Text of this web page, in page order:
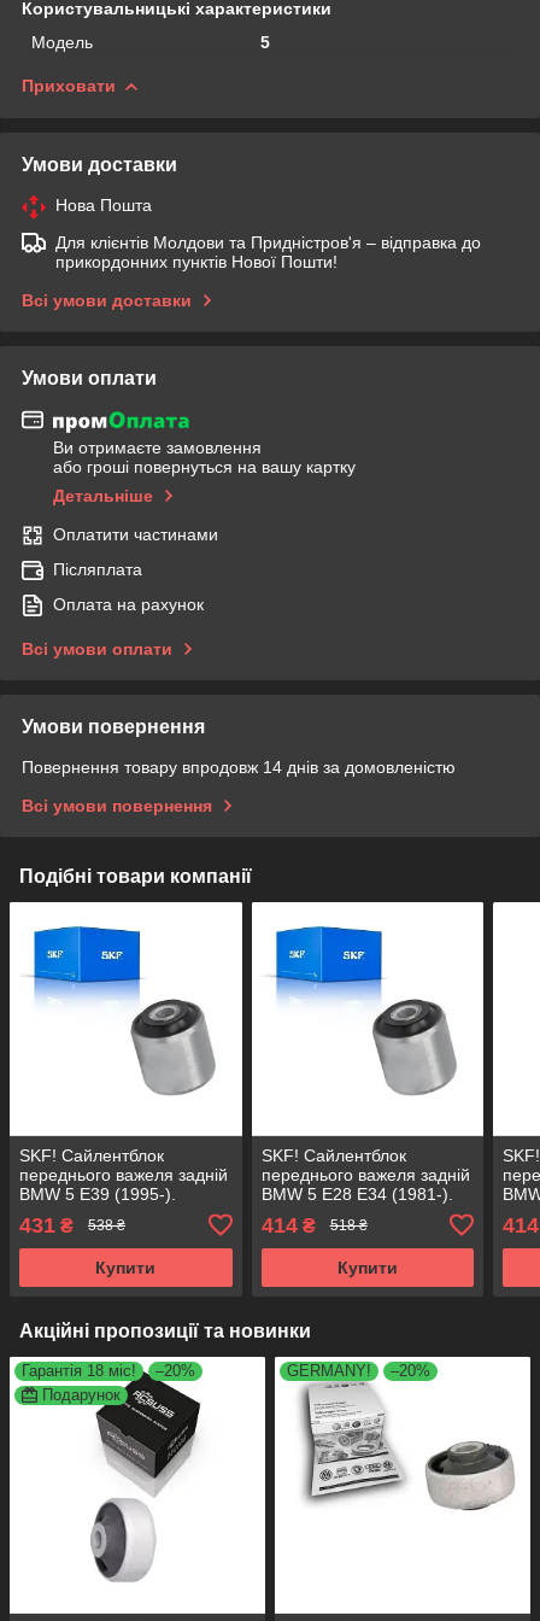
Користувальницькі характеристики
Мoдель
5
Приховати
Умови доставки
Нова Пошта
Для клієнтів Молдови та Придністров'я – відправка до
прикордонних пунктів Нової Пошти!
Всі умови доставки
Умови оплати
Ви отримаєте замовлення
або гроші повернуться на вашу картку
Детальніше
Оплатити частинами
Післяплата
Оплата на рахунок
Всі умови оплати
Умови повернення
Повернення товару впродовж 14 днів за домовленістю
Всі умови повернення
Подібні товари компанії
SKF! Сайлентблок
переднього важеля задній
BMW 5 E39 (1995-).
Нижній. Німеччина! 10517
, JBU219 , VKDS338511
431 ₴ 538 ₴
Купити
SKF! Сайлентблок
переднього важеля задній
BMW 5 E28 E34 (1981-).
Німеччина! 10517 ,
JBU219 , VKDS338511
414₴ 518 ₴
Купити
414
Акційні пропозиції та новинки
Гарантія 18 міс!
–20%
Подарунок
GERMANY! –20%